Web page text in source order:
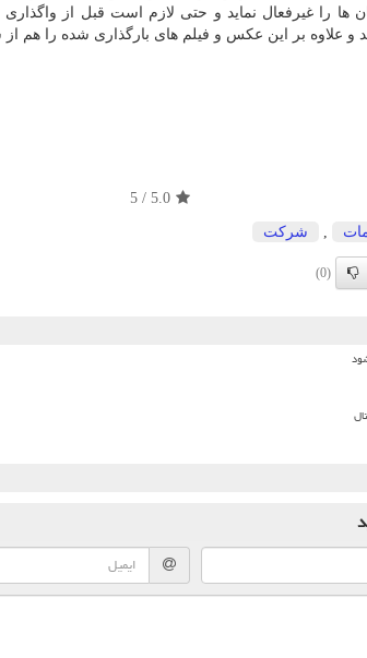
را غیرفعال نماید و حتی لازم است قبل از
علاوه بر این عکس و فیلم های بارگذاری شده را هم از
5.0
/
5
شركت
(0)